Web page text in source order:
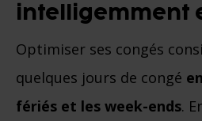
intelligemment
Optimiser ses congés
quelques jours de congé
fériés et les week-ends.